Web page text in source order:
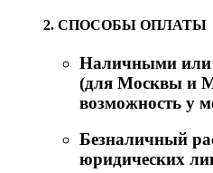
2. СПОСОБЫ ОПЛАТЫ
Наличными или
(для Москвы и
возможность у
Безналичный
юридических